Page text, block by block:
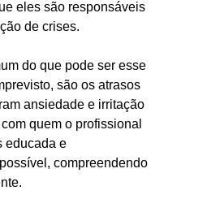
eles são responsáveis
de crises.
do que pode ser esse
são os atrasos
ansiedade e irritação
quem o profissional
educada e
compreendendo